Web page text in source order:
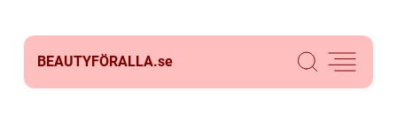
BEAUTYFÖRALLA.se